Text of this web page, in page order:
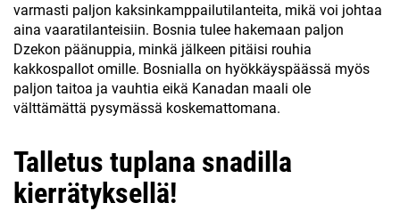
varmasti paljon kaksinkamppailutilanteita, mikä voi johtaa
aina vaaratilanteisiin. Bosnia tulee hakemaan paljon
Dzekon päänuppia, minkä jälkeen pitäisi rouhia
kakkospallot omille. Bosnialla on hyökkäyspäässä myös
paljon taitoa ja vauhtia eikä Kanadan maali ole
välttämättä pysymässä koskemattomana.
Talletus tuplana snadilla
kierrätyksellä!